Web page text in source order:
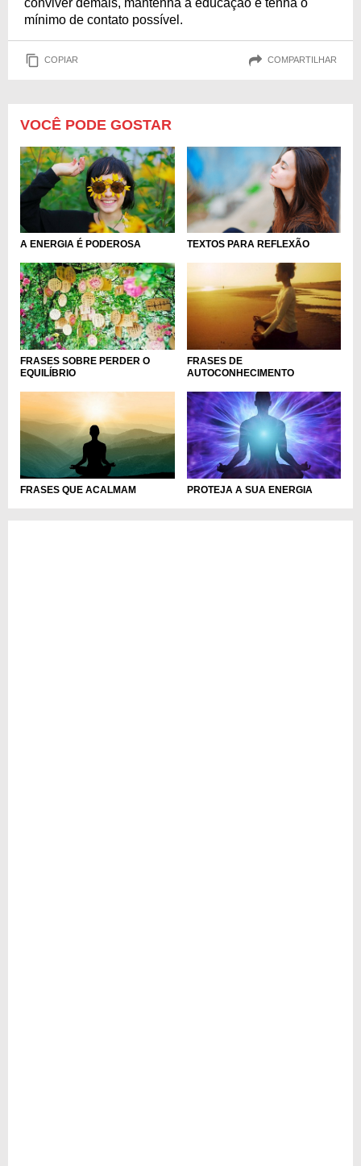
mínimo de contato possível.
COPIAR COMPARTILHAR
VOCÊ PODE GOSTAR
A ENERGIA É PODEROSA TEXTOS PARA REFLEXÃO
FRASES SOBRE PERDER O
EQUILÍBRIO
FRASES DE
AUTOCONHECIMENTO
FRASES QUE ACALMAM PROTEJA A SUA ENERGIA